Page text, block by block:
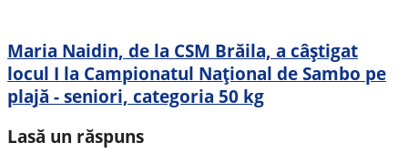
Maria Naidin, de la CSM Brăila, a câștigat
locul I la Campionatul Național de Sambo pe
plajă - seniori, categoria 50 kg
Lasă un răspuns